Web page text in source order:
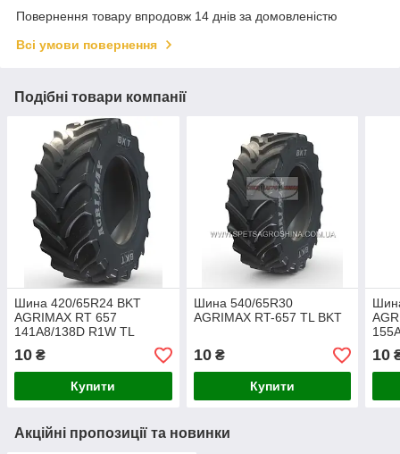
Повернення товару впродовж 14 днів за домовленістю
Всі умови повернення
Подібні товари компанії
Шина 420/65R24 BKT
AGRIMAX RT 657
141A8/138D R1W TL
10 ₴
Купити
Шина 540/65R30
AGRIMAX RT-657 TL BKT
10₴
Купити
10
Акційні пропозиції та новинки